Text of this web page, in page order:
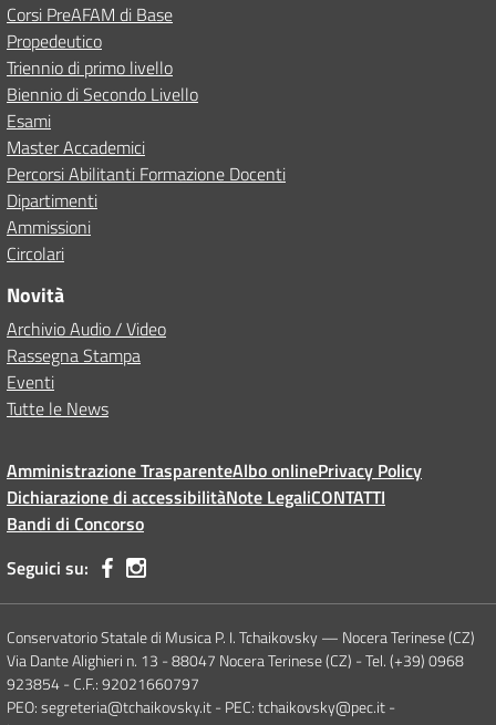
Corsi PreAFAM di Base
Propedeutico
Triennio di primo livello
Biennio di Secondo Livello
Esami
Master Accademici
Percorsi Abilitanti Formazione Docenti
Dipartimenti
Ammissioni
Circolari
Novità
Archivio Audio / Video
Rassegna Stampa
Eventi
Tutte le News
Amministrazione TrasparenteAlbo onlinePrivacy Policy
Dichiarazione di accessibilitàNote LegaliCONTATTI
Bandi di Concorso
Seguici su:
Conservatorio Statale di Musica P. I. Tchaikovsky — Nocera Terinese (CZ)
Via Dante Alighieri n. 13 - 88047 Nocera Terinese (CZ) - Tel. (+39) 0968
923854 - C.F.: 92021660797
PEO: segreteria@tchaikovsky.it - PEC: tchaikovsky@pec.it -